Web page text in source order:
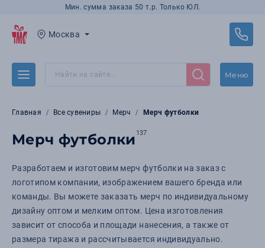
Мин. сумма заказа 50 т.р. Только ЮЛ.
Москва
Меню
Главная Все сувениры Мерч Мерч футболки
Мерч футболки 137
Разработаем и изготовим мерч футболки на заказ с
логотипом компании, изображением вашего бренда или
команды. Вы можете заказать мерч по индивидуальному
дизайну оптом и мелким оптом. Цена изготовления
зависит от способа и площади нанесения, а также от
размера тиража и рассчитывается индивидуально.